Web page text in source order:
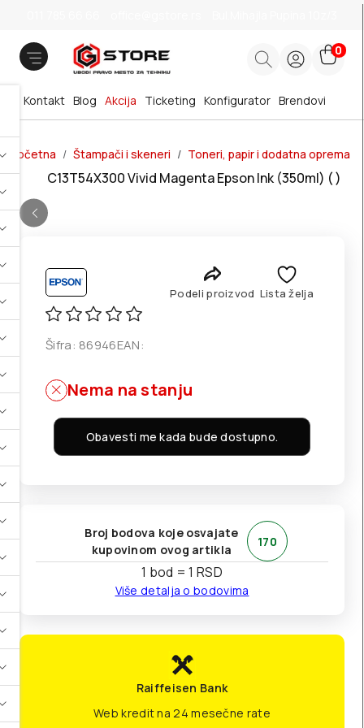
0
Brendovi
Blog Akcija
Kontakt Ticketing Konfigurator
Početna Štampači i skeneri Toneri, papir i dodatna oprema
C13T54X300 Vivid Magenta Epson Ink (350ml) ( )
Podeli proizvod Lista želja
Šifra: 86946EAN:
Nema na stanju
Obavesti me kada bude dostupno.
Broj bodova koje osvajate
kupovinom ovog artikla
170
1 bod = 1 RSD
Više detalja o bodovima
Raiffeisen Bank
Web kredit na 24 mesečne rate